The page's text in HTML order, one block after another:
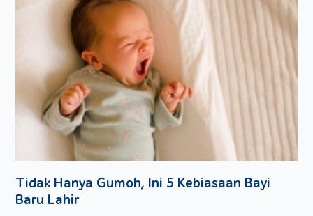
Tidak Hanya Gumoh, Ini 5 Kebiasaan Bayi
Baru Lahir